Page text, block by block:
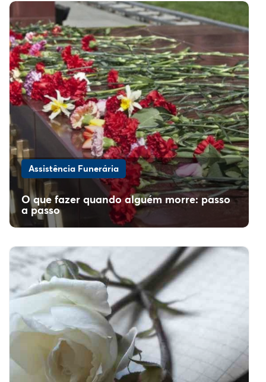
Assistência Funerária
O que fazer quando alguém morre: passo
a passo